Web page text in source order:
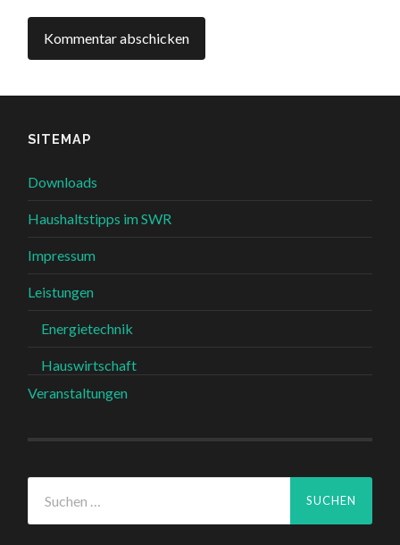
SITEMAP
Downloads
Haushaltstipps im SWR
Impressum
Leistungen
Energietechnik
Hauswirtschaft
Veranstaltungen
nach: